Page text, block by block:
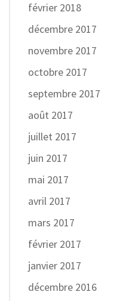
février 2018
décembre 2017
novembre 2017
octobre 2017
septembre 2017
août 2017
juillet 2017
juin 2017
mai 2017
avril 2017
mars 2017
février 2017
janvier 2017
décembre 2016